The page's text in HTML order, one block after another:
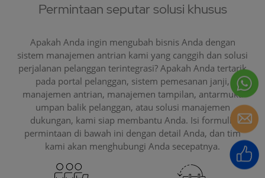
Permintaan seputar solusi khusus
Apakah Anda ingin mengubah bisnis Anda dengan
sistem manajemen antrian kami yang canggih dan solusi
perjalanan pelanggan terintegrasi? Apakah Anda tertarik
pada portal pelanggan, sistem pemesanan janji,
manajemen antrian, manajemen tampilan, antarmuka
umpan balik pelanggan, atau solusi manajemen
dukungan, kami siap membantu Anda. Isi formulir
permintaan di bawah ini dengan detail Anda, dan tim
kami akan menghubungi Anda secepatnya.